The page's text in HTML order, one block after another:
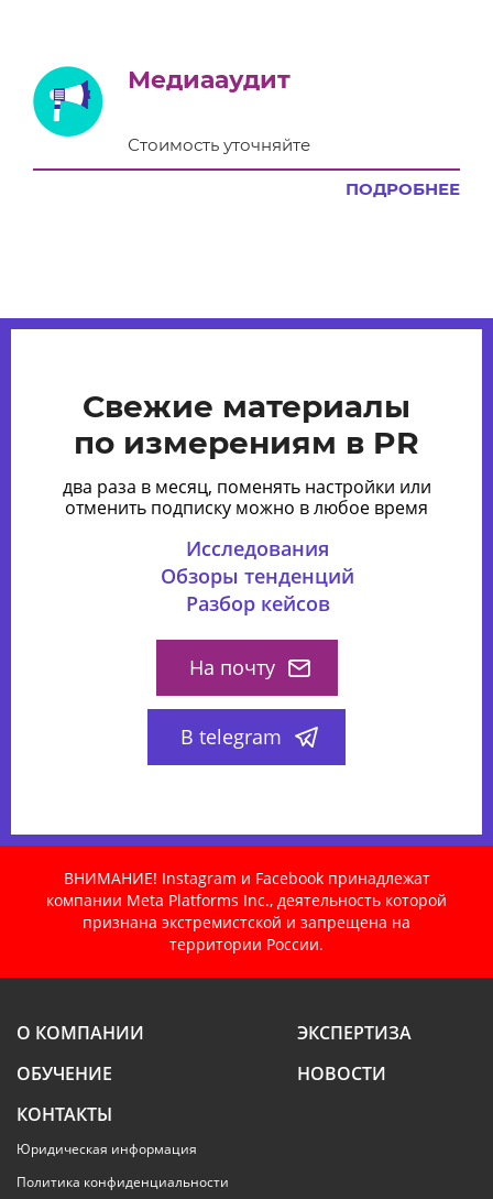
Медиааудит
Стоимость уточняйте
ПОДРОБНЕЕ
Свежие материалы
по измерениям в PR
два раза в месяц, поменять настройки или
отменить подписку можно в любое время
Исследования
Обзоры тенденций
Разбор кейсов
На почту
В telegram
ВНИМАНИЕ! Instagram и Facebook принадлежат
компании Meta Platforms Inc., деятельность которой
признана экстремистской и запрещена на
территории России.
О КОМПАНИИ
ЭКСПЕРТИЗА
ОБУЧЕНИЕ
НОВОСТИ
КОНТАКТЫ
Юридическая информация
Политика конфиденциальности